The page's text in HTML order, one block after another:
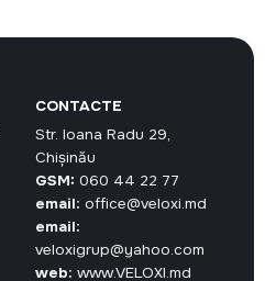
CONTACTE
Str. Ioana Radu 29,
Chișinău
GSM: 060 44 22 77
email: office@veloxi.md
email:
veloxigrup@yahoo.com
web: www.VELOXI.md